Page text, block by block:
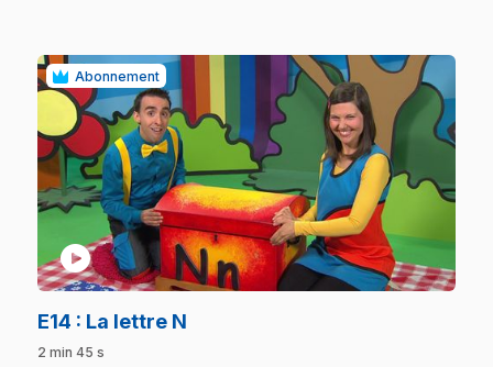
Abonnement
play_circle
E14 : La lettre N
2 min 45 s